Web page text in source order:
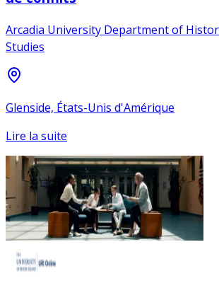
Arcadia University Department of
Studies
Glenside, États-Unis d'Amérique
Lire la suite